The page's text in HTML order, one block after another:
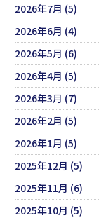
2026年7月 (5)
2026年6月 (4)
2026年5月 (6)
2026年4月 (5)
2026年3月 (7)
2026年2月 (5)
2026年1月 (5)
2025年12月 (5)
2025年11月 (6)
2025年10月 (5)